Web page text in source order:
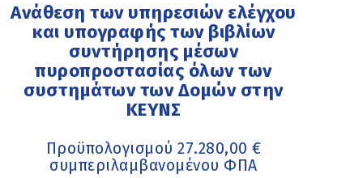
Ανάθεση των υπηρεσιών ελέγχου
και υπογραφής των βιβλίων
συντήρησης μέσων
πυροπροστασίας όλων των
συστημάτων των Δομών στην
ΚΕΥΝΣ
Προϋπολογισμού 27.280,00 €
συμπεριλαμβανομένου ΦΠΑ